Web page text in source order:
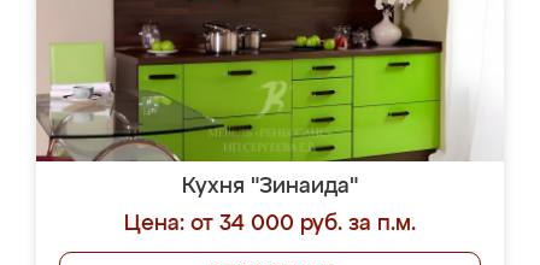
Кухня "Зинаида"
Цена: от 34 000 руб. за п.м.